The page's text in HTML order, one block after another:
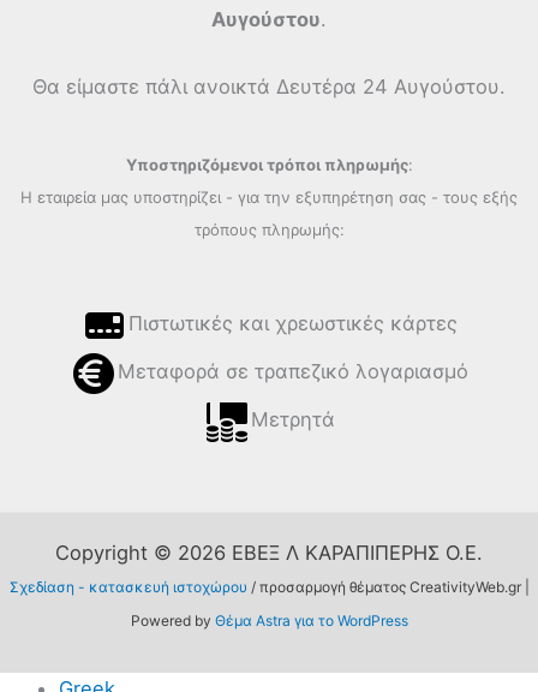
Αυγούστου.
Θα είμαστε πάλι ανοικτά Δευτέρα 24 Αυγούστου.
Υποστηριζόμενοι τρόποι πληρωμής:
Η εταιρεία μας υποστηρίζει - για την εξυπηρέτηση σας - τους εξής
τρόπους πληρωμής:
Πιστωτικές και χρεωστικές κάρτες
Μεταφορά σε τραπεζικό λογαριασμό
Μετρητά
Copyright © 2026 ΕΒΕΞ Λ ΚΑΡΑΠΙΠΕΡΗΣ Ο.Ε.
Σχεδίαση - κατασκευή ιστοχώρου / προσαρμογή θέματος CreativityWeb.gr |
Powered by Θέμα Astra για το WordPress